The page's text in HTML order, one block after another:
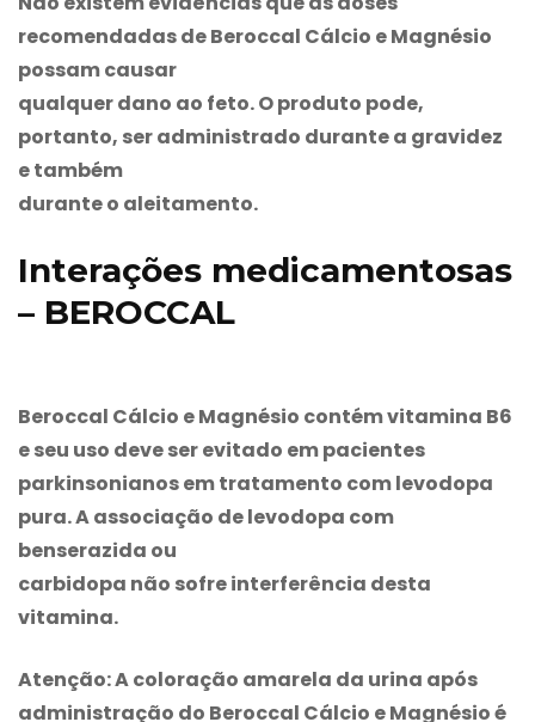
recomendadas deBeroccal Cálcio e Magnésio
possam causar
qualquer dano ao feto. O produto pode,
portanto, ser administrado durante a gravidez
e também
durante o aleitamento.
Interações medicamentosas
– BEROCCAL
Beroccal Cálcio e Magnésio contém vitamina B6
e seu uso deve ser evitado em pacientes
parkinsonianos em tratamento com levodopa
pura. A associação de levodopa com
benserazida ou
carbidopa não sofre interferência desta
vitamina.
Atenção: A coloração amarela da urina após
administração do Beroccal Cálcio e Magnésio é